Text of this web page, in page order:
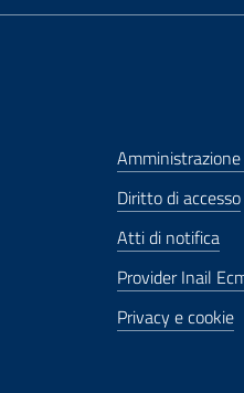
Diritto di accesso
Atti di notifica
Provider Inail
Privacy e cookie